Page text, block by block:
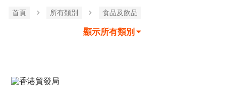
首頁 所有類別 食品及飲品
顯示所有類別